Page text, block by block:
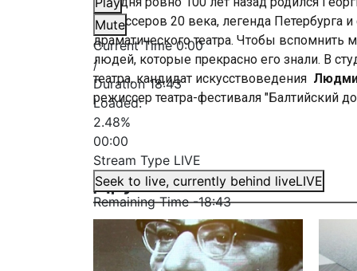
Mute
Current Time0:00
/
Duration18:43
Loaded:
2.48%
00:00
Stream Type LIVE
Seek to live, currently behind liveLIVE
Remaining Time-18:43
Playback Rate
режиссеров 20 века, легенда
драматического театра. Чтобы вспомнить
людей, которые прекрасно его знали. В
театра, кандидат искусствоведения
режиссер театра-фестиваля "Балтийский
Другие сюжеты